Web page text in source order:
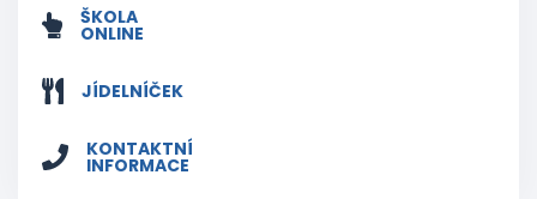
ŠKOLA
ONLINE
JÍDELNÍČEK
KONTAKTNÍ
INFORMACE